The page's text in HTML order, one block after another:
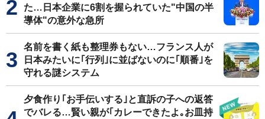
た…日本企業に6割を握られていた"中国の半
導体"の意外な急所
名前を書く紙も整理券もない…フランス人が
日本みたいに｢行列｣に並ばないのに｢順番｣を
守れる謎システム
夕食作り｢お手伝いする｣と直訴の子への返答
でバレる…賢い親が｢カレーできたよ｡お皿持